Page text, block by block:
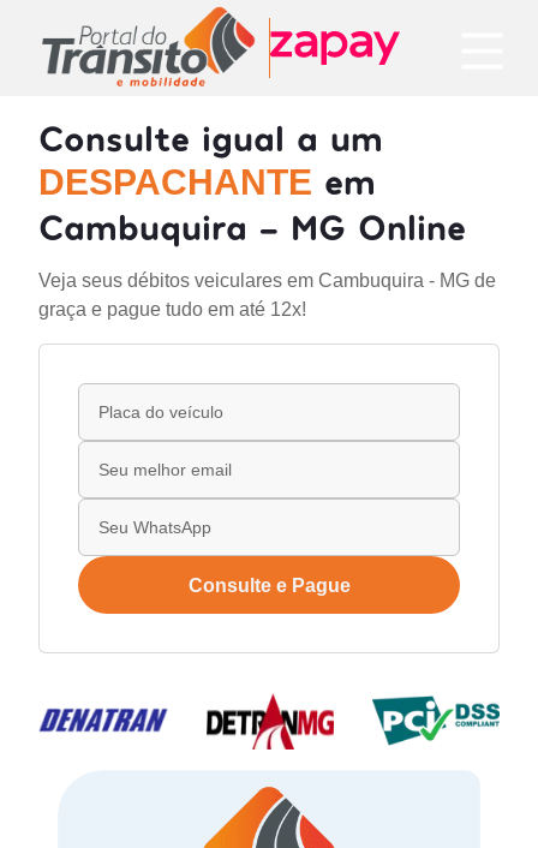
Consulte igual a um
DESPACHANTE em
Cambuquira - MG Online
Veja seus débitos veiculares em Cambuquira - MG de
graça e pague tudo em até 12x!
Consulte e Pague